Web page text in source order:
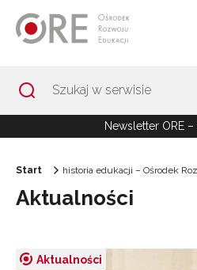
Newsletter ORE
Start historia edukacji – Ośrodek
Aktualności
Aktualności